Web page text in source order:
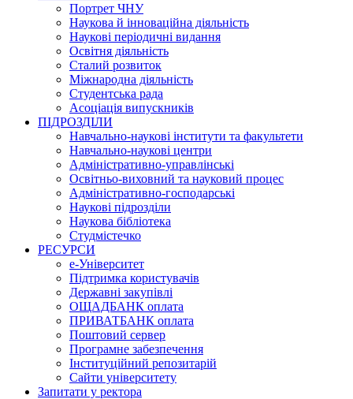
Портрет ЧНУ
Наукова й інноваційна діяльність
Наукові періодичні видання
Освітня діяльність
Сталий розвиток
Міжнародна діяльність
Студентська рада
Асоціація випускників
ПІДРОЗДІЛИ
Навчально-наукові інститути та факультети
Навчально-наукові центри
Адміністративно-управлінські
Освітньо-виховний та науковий процес
Адміністративно-господарські
Наукові підрозділи
Наукова бібліотека
Студмістечко
РЕСУРСИ
е-Університет
Підтримка користувачів
Державні закупівлі
ОЩАДБАНК оплата
ПРИВАТБАНК оплата
Поштовий сервер
Програмне забезпечення
Інституційний репозитарій
Сайти університету
Запитати у ректора